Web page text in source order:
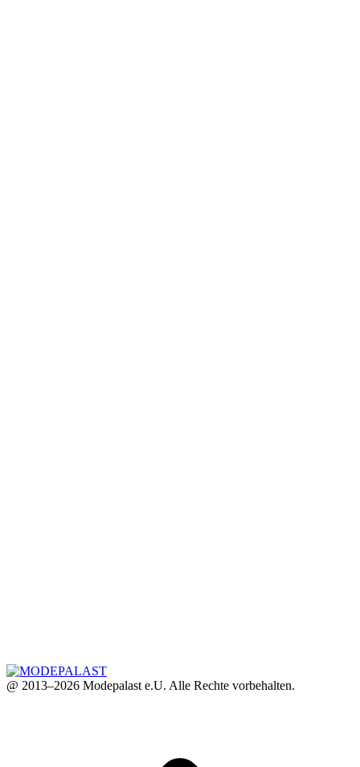
@ 2013–2026 Modepalast e.U. Alle Rechte vorbehalten.